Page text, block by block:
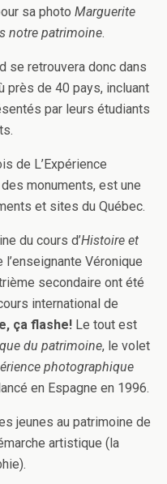
sa photo Marguerite
notre patrimoine.
se retrouvera donc dans
près de 40 pays, incluant
par leurs étudiants
de L’Expérience
monuments, est une
et sites du Québec.
du cours d’Histoire et
Véronique
secondaire ont été
international de
ça flashe! Le tout est
du patrimoine, le volet
photographique
en Espagne en 1996.
jeunes au patrimoine de
artistique (la